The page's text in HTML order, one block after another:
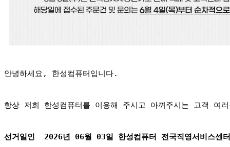
안녕하세요, 한성컴퓨터입니다.
항상 저희 한성컴퓨터를 이용해 주시고 아껴주시는 고객 여
선거일인  2026년 06월 03일 한성컴퓨터 전국직영서비스센